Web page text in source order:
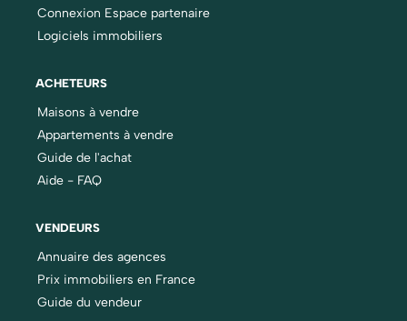
Connexion Espace partenaire
Logiciels immobiliers
ACHETEURS
Maisons à vendre
Appartements à vendre
Guide de l'achat
Aide - FAQ
VENDEURS
Annuaire des agences
Prix immobiliers en France
Guide du vendeur